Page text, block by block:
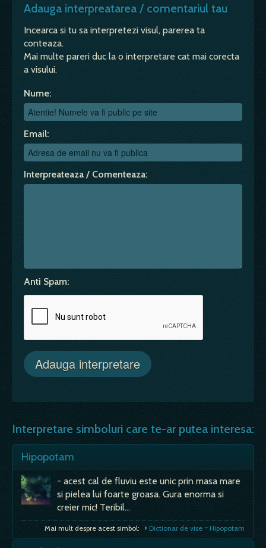
Adauga interpreatarea / comentariul tau
Incearca si tu sa interpretezi visul, parerea ta
conteaza.
Mai multe pareri duc la o interpretare cat mai corecta
a visului.
Nume:
Email:
Interpreateaza / Comenteaza:
Anti Spam:
Interpretare simboluri care te-ar putea interesa:
Hipopotam
- acest cal de fluviu este unic prin masa mare
si pielea lui foarte groasa. Gura enorma si
creier mic! Teribil…
Mai mult despre acest simbol: Dictionar de vise ~ Hipopotam